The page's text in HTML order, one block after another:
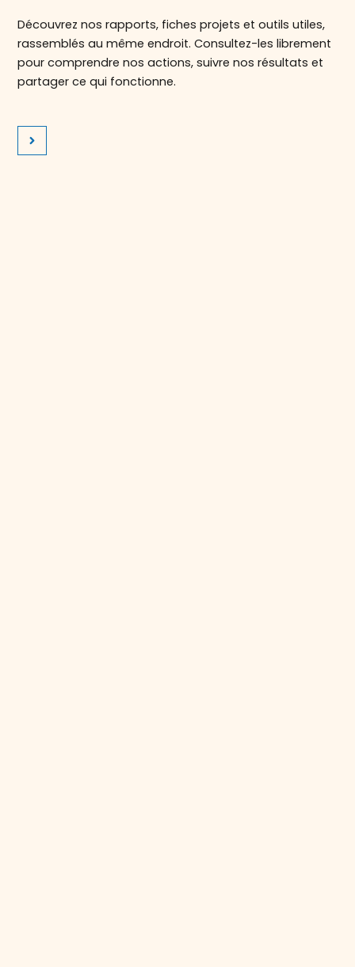
Découvrez nos rapports, fiches projets et outils utiles,
rassemblés au même endroit. Consultez-les librement
pour comprendre nos actions, suivre nos résultats et
partager ce qui fonctionne.